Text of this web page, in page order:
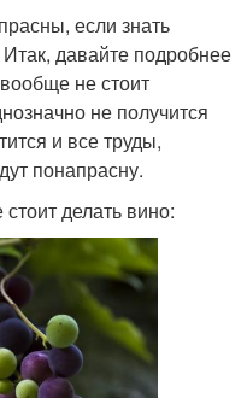
если знать
давайте подробнее
не стоит
не получится
и все труды,
понапрасну.
делать вино: